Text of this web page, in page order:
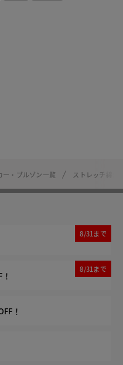
ー・ブルゾン一覧 ストレッチ綿混
8/31まで
8/31まで
！